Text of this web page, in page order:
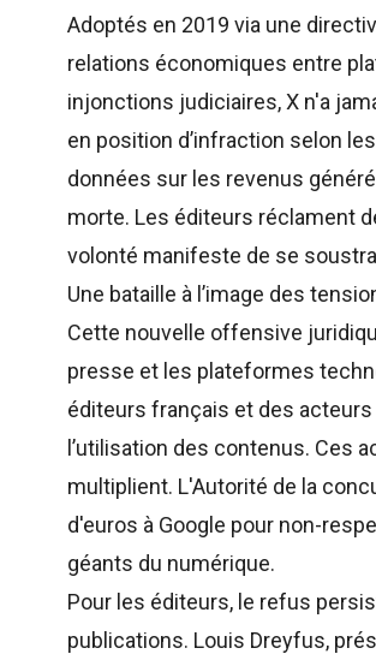
Adoptés en 2019 via une
relations économiques entre
injonctions judiciaires, X n'a
en position d’infraction selon
données sur les revenus
morte. Les éditeurs réclament
volonté manifeste de se
Une bataille à l’image des
Cette nouvelle offensive
presse et les plateformes
éditeurs français et des
l’utilisation des contenus. Ces
multiplient. L'Autorité de la
d'euros à Google pour non-
géants du numérique.
Pour les éditeurs, le refus
publications. Louis Dreyfus,